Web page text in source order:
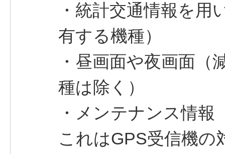
・統計交通情報を用
有する機種）
・昼画面や夜画面（
種は除く）
・メンテナンス情報
これはGPS受信機の